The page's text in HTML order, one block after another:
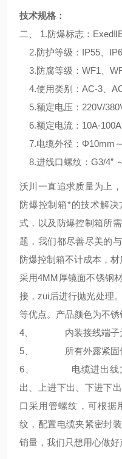
技术规格：
二、 1.防爆标志：
2.防护等级：IP55、
3.防腐等级：WF1、
4.使用类别：AC-3、
5.额定电压：220V/
6.额定电流：10A-100A
7.电缆外径：Φ10mm
8.进线口螺纹：G3/4”
沃川 一直追求质量为上
防爆控制箱*的技术解
式，以及防爆控制箱所
题，我们都尽善尽美的
防爆控制箱不计成本，材
采用4MM厚镜面不锈钢
接，zui后进行抛光处理
等优点。产品颜色为不锈
4、 内装接线端子元
5、 所有外露紧固件
6、 电缆进出线方向
出、上进下出、下进下
口采用管螺纹，可根据
纹，配置电缆夹紧密封
销量，我们只想用心做好